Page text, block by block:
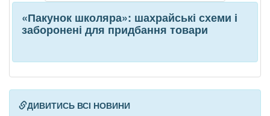
«Пакунок школяра»: шахрайські схеми і
заборонені для придбання товари
ДИВИТИСЬ ВСІ НОВИНИ